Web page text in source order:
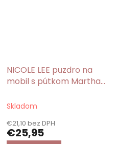
NICOLE LEE puzdro na
mobil s pútkom Martha
Skladom
€21,10 bez DPH
€25,95